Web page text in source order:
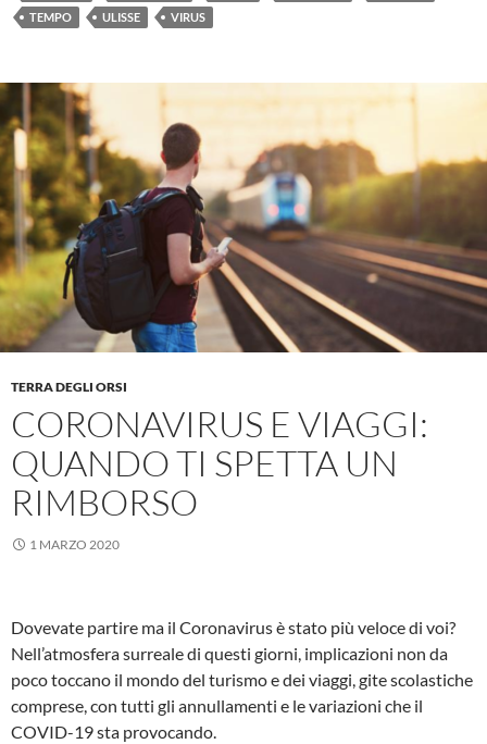
TEMPO
ULISSE VIRUS
TERRA DEGLI ORSI
CORONAVIRUS E VIAGGI:
QUANDO TI SPETTA UN
RIMBORSO
1 MARZO 2020
Dovevate partire ma il Coronavirus è stato più veloce di voi?
Nell’atmosfera surreale di questi giorni, implicazioni non da
poco toccano il mondo del turismo e dei viaggi, gite scolastiche
comprese, con tutti gli annullamenti e le variazioni che il
COVID-19 sta provocando.